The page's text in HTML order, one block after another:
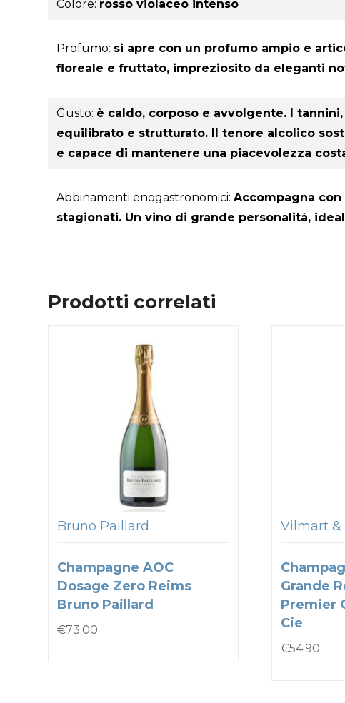
Colore: rosso violaceo intenso
Profumo: si apre con un profumo ampio e
floreale e fruttato, impreziosito da eleganti
Gusto: è caldo, corposo e avvolgente. I
equilibrato e strutturato. Il tenore alcolico
e capace di mantenere una piacevolezza
Abbinamenti enogastronomici:Accompagna
stagionati. Un vino di grande personalità,
Prodotti correlati
Bruno Paillard
Champagne AOC
Dosage Zero Reims
Bruno Paillard
€73.00
Vilmart &
Grande
Premier
Cie
€54.90